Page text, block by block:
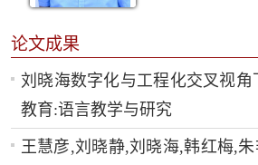
论文成果
刘晓海数字化与工程化交叉视角
教育:语言教学与研究
王慧彦,刘晓静,刘晓海,韩红梅,